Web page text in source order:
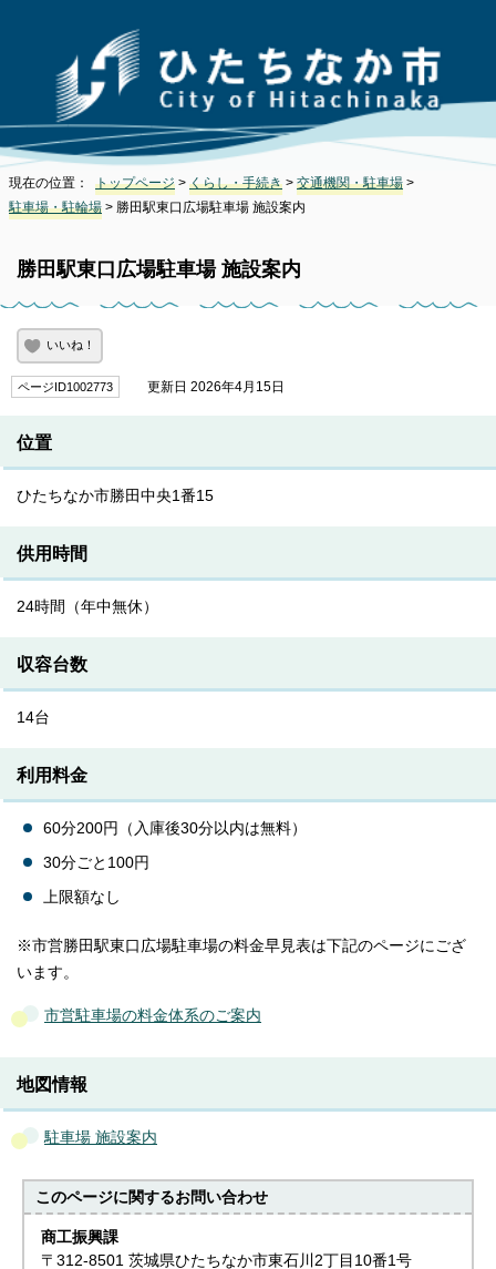
現在の位置： トップページ > くらし・手続き > 交通機関・駐車場 >
駐車場・駐輪場 > 勝田駅東口広場駐車場 施設案内
勝田駅東口広場駐車場 施設案内
いいね！
ページID1002773 更新日 2026年4月15日
位置
ひたちなか市勝田中央1番15
供用時間
24時間（年中無休）
収容台数
14台
利用料金
60分200円（入庫後30分以内は無料）
30分ごと100円
上限額なし
※市営勝田駅東口広場駐車場の料金早見表は下記のページにござ
います。
市営駐車場の料金体系のご案内
地図情報
駐車場 施設案内
このページに関するお問い合わせ
商工振興課
〒312-8501 茨城県ひたちなか市東石川2丁目10番1号